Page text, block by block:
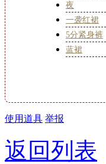
夜
一袭红裙
5分紧身裤
蓝裙
使用道具 举报
返回列表